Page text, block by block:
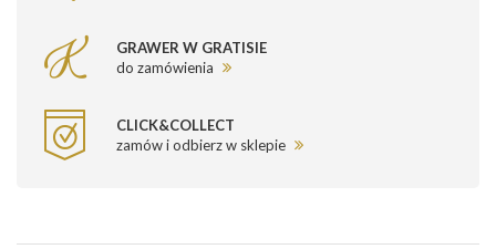
GRAWER W GRATISIE
do zamówienia
CLICK&COLLECT
zamów i odbierz w sklepie